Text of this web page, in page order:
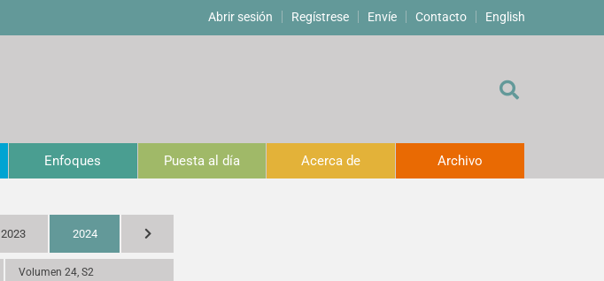
Abrir sesión Regístrese Envíe Contacto English
Enfoques Puesta al día Acerca de Archivo
2023 2024
Volumen 24, S2